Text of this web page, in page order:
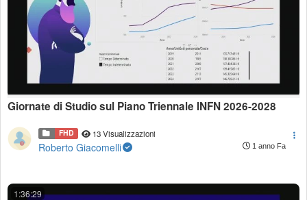
Giornate di Studio sul Piano Triennale INFN 2026-2028
FHD 13 Visualizzazioni
Roberto Giacomelli 1 anno Fa
1:36:29